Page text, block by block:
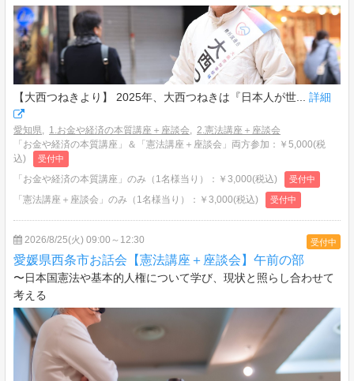
【大西つねきより】 2025年、大西つねきは『日本人が世... 詳細
愛知県, 1.お金や経済の本質講座＋座談会, 2.憲法講座＋座談会
「お金や経済の本質講座」＆「憲法講座＋座談会」両方参加：￥5,000(税
込)
受付中
「お金や経済の本質講座」のみ（1名様当り）：￥3,000(税込) 受付中
「憲法講座＋座談会」のみ（1名様当り）：￥3,000(税込) 受付中
受付中
2026/8/25(火) 09:00～12:30
愛媛県西条市お話会【憲法講座＋座談会】午前の部
〜日本国憲法や基本的人権について学び、現状と照らし合わせて
考える